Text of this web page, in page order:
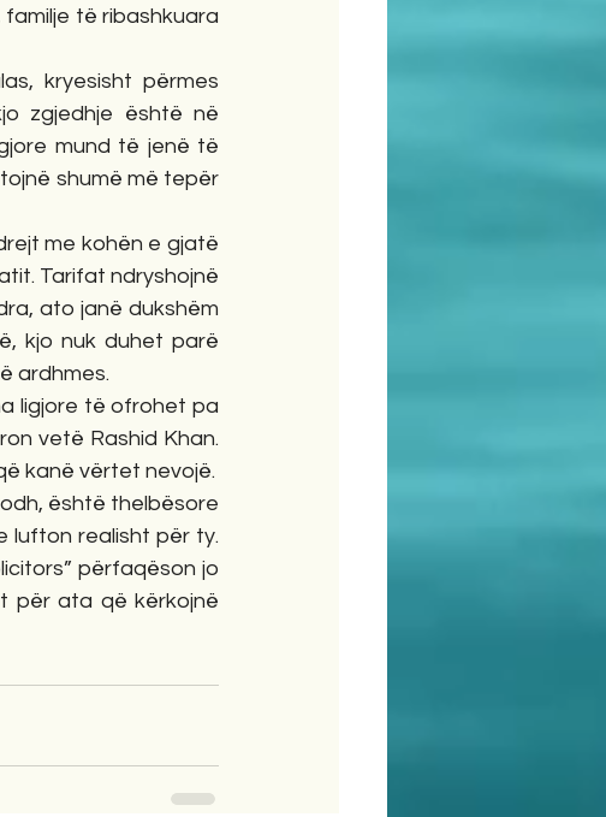
të ribashkuara
kryesisht përmes
zgjedhje është në
mund të jenë të
shumë më tepër
me kohën e gjatë
Tarifat ndryshojnë
ato janë dukshëm
kjo nuk duhet parë
ardhmes.
ligjore të ofrohet pa
vetë Rashid Khan.
kanë vërtet nevojë.
është thelbësore
lufton realisht për ty.
përfaqëson jo
për ata që kërkojnë